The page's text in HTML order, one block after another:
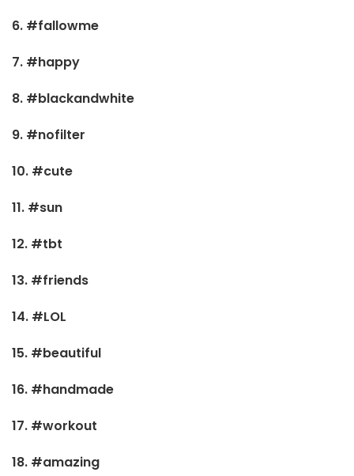
6. #fallowme
7. #happy
8. #blackandwhite
9. #nofilter
10. #cute
11. #sun
12. #tbt
13. #friends
14. #LOL
15. #beautiful
16. #handmade
17. #workout
18. #amazing